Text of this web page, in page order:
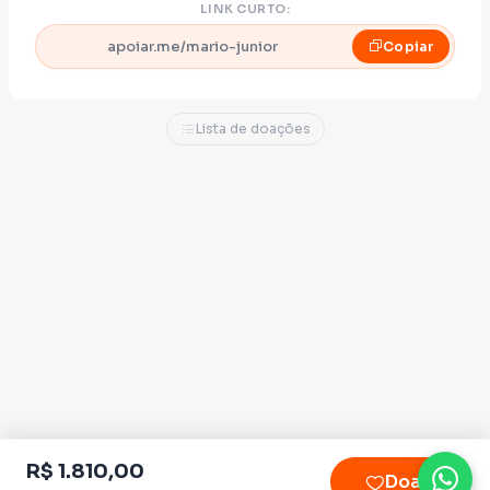
LINK CURTO:
apoiar.me/mario-junior Copiar
Lista de doações
R$ 1.810,00 Doar